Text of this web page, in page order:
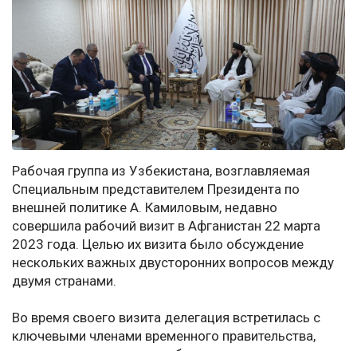
Рабочая группа из Узбекистана, возглавляемая
Специальным представителем Президента по
внешней политике А. Камиловым, недавно
совершила рабочий визит в Афганистан 22 марта
2023 года. Целью их визита было обсуждение
нескольких важных двусторонних вопросов между
двумя странами.
Во время своего визита делегация встретилась с
ключевыми членами временного правительства,